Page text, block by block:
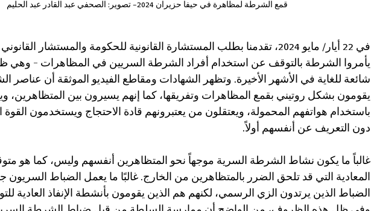
قمع الشرطة لمظاهرة في حيفا حزيران 2024- تصوير: الصحفي عبد القادر عبد الحليم
في 22 أيار/ مايو 2024، تقدمنا ​​بطلب المستشارة القانونية للحكومة والمستشار
يأمروا الشرطة بالتوقف عن استخدام أفراد الشرطة السريين في المظاهرات - وهي
شائعة للغاية في الأشهر الأخيرة. وتظهر الشهادات ومقاطع الفيديو الموثقة أن عناصر
يقومون بشكل روتيني بقمع المظاهرات وتفريقها، كما إنهم يسيرون بين المتظاهرين،
باستخدام هواتفهم المحمولة، ويعتقلون من يعتبرونهم قادة الاحتجاج ويستخدمون القوة
دون التعريف عن أنفسهم أولاً.
غالباً ما يكون نشاط الشرطة السرية موجهاً نحو المتظاهرين أنفسهم وليس، كما هو
المعادية التي قد تلحق الضرر بالمتظاهرين من الخارج. غالبًا ما يعمل الضباط السريون
الضباط الذين يرتدون الزي الرسمي، لكنهم هم الذين يقومون بأنشطة الإنفاذ العادية